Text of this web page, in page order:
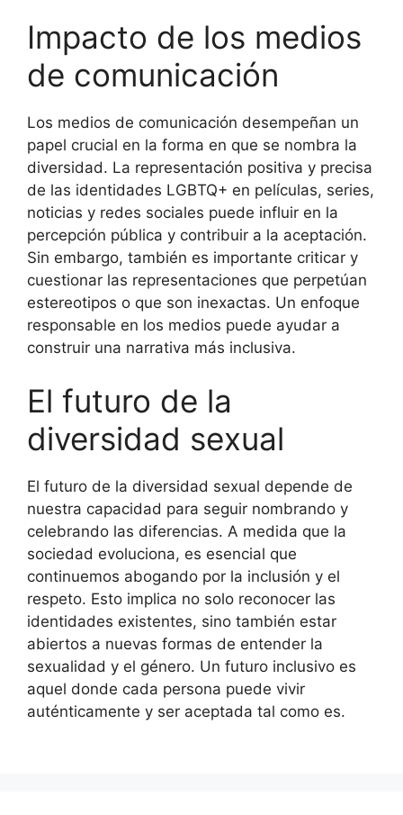
Impacto de los medios
de comunicación
Los medios de comunicación desempeñan un
papel crucial en la forma en que se nombra la
diversidad. La representación positiva y precisa
de las identidades LGBTQ+ en películas, series,
noticias y redes sociales puede influir en la
percepción pública y contribuir a la aceptación.
Sin embargo, también es importante criticar y
cuestionar las representaciones que perpetúan
estereotipos o que son inexactas. Un enfoque
responsable en los medios puede ayudar a
construir una narrativa más inclusiva.
El futuro de la
diversidad sexual
El futuro de la diversidad sexual depende de
nuestra capacidad para seguir nombrando y
celebrando las diferencias. A medida que la
sociedad evoluciona, es esencial que
continuemos abogando por la inclusión y el
respeto. Esto implica no solo reconocer las
identidades existentes, sino también estar
abiertos a nuevas formas de entender la
sexualidad y el género. Un futuro inclusivo es
aquel donde cada persona puede vivir
auténticamente y ser aceptada tal como es.